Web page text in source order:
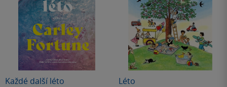
Každé další léto Léto